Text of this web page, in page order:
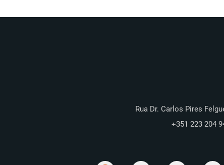
Rua Dr. Carlos Pires
+351 223 204